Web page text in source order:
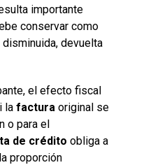
importante
conservar como
devuelta
el efecto fiscal
la factura original se
o para el
de crédito obliga a
proporción